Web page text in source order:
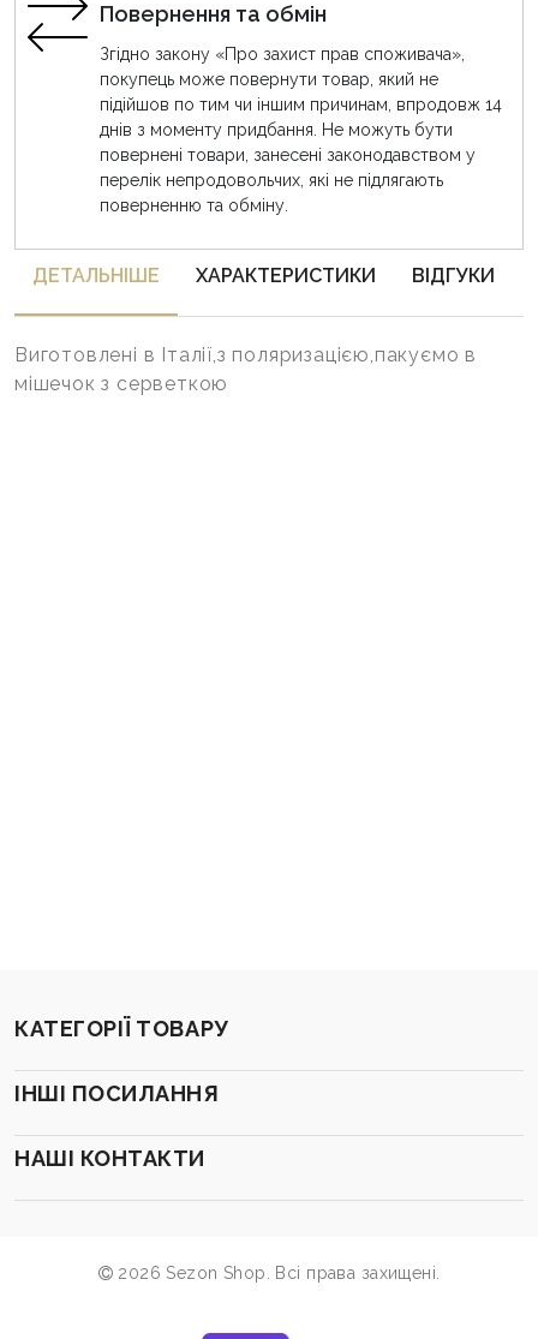
Повернення та обмін
Згідно закону «Про захист прав споживача»,
покупець може повернути товар, який не
підійшов по тим чи іншим причинам, впродовж 14
днів з моменту придбання. Не можуть бути
повернені товари, занесені законодавством у
перелік непродовольчих, які не підлягають
поверненню та обміну.
ДЕТАЛЬНIШЕ ХАРАКТЕРИСТИКИ ВІДГУКИ
Виготовлені в Італії,з поляризацією,пакуємо в
мішечок з серветкою
КАТЕГОРІЇ ТОВАРУ
ІНШІ ПОСИЛАННЯ
НАШІ КОНТАКТИ
2026 Sezon Shop. Всі права захищені.